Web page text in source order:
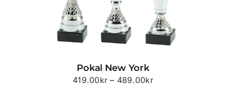
Pokal New York
419.00kr – 489.00krPrisintervall: